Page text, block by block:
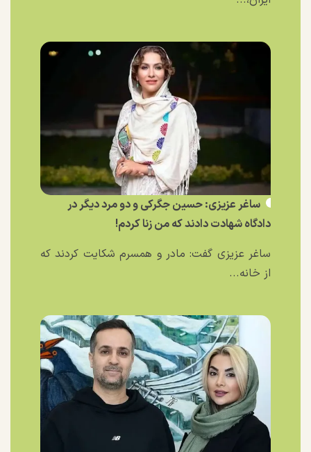
ساغر عزیزی: حسین جگرکی و دو مرد دیگر در
دادگاه شهادت دادند که من زنا کردم!
ساغر عزیزی گفت: مادر و همسرم شکایت کردند که
از خانه...